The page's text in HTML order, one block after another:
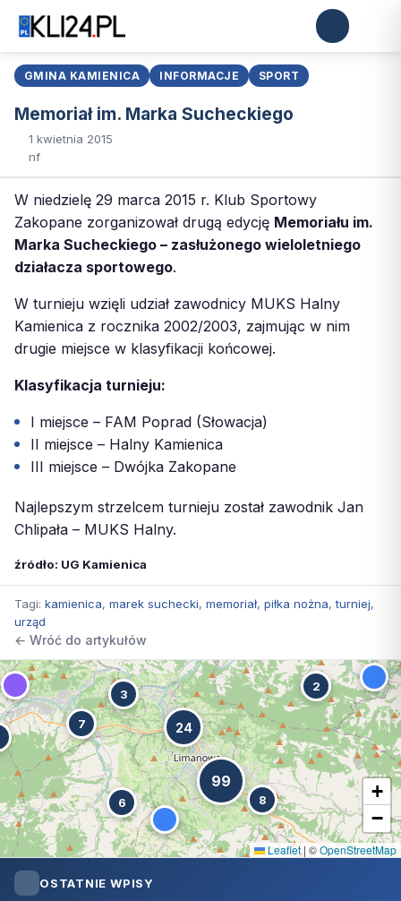
GMINA KAMIENICA INFORMACJE SPORT
Memoriał im. Marka Sucheckiego
1 kwietnia 2015
nf
W niedzielę 29 marca 2015 r. Klub Sportowy
Zakopane zorganizował drugą edycję Memoriału im.
Marka Sucheckiego – zasłużonego wieloletniego
działacza sportowego.
W turnieju wzięli udział zawodnicy MUKS Halny
Kamienica z rocznika 2002/2003, zajmując w nim
drugie miejsce w klasyfikacji końcowej.
Klasyfikacja turnieju:
I miejsce – FAM Poprad (Słowacja)
II miejsce – Halny Kamienica
III miejsce – Dwójka Zakopane
Najlepszym strzelcem turnieju został zawodnik Jan
Chlipała – MUKS Halny.
źródło: UG Kamienica
Tagi: kamienica, marek suchecki, memoriał, piłka nożna,turniej,
urząd
← Wróć do artykułów
7
2
6 8
3
24
99
+
−
Leaflet | ©OpenStreetMap
OSTATNIE WPISY